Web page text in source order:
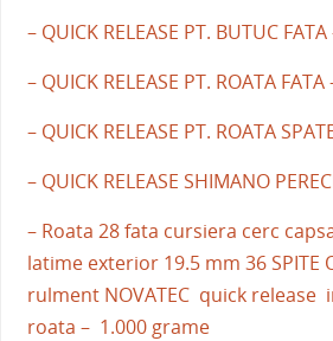
– QUICK RELEASE PT. BUTUC
– QUICK RELEASE PT. ROATA
– QUICK RELEASE PT. ROATA
– QUICK RELEASE SHIMANO
– Roata 28 fata cursiera cerc
latime exterior 19.5 mm 36 SPITE
rulment NOVATEC quick release
roata – 1.000 grame